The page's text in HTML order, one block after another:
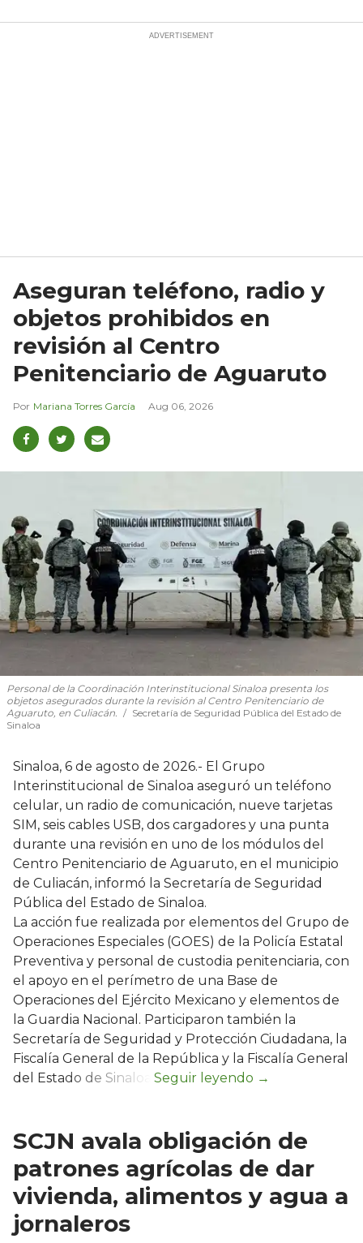
Aseguran teléfono, radio y
objetos prohibidos en
revisión al Centro
Penitenciario de Aguaruto
Mariana Torres García Aug 06, 2026
Personal de la Coordinación Interinstitucional Sinaloa presenta los
objetos asegurados durante la revisión al Centro Penitenciario de
Aguaruto, en Culiacán.
Secretaría de Seguridad Pública del Estado de
Sinaloa
Sinaloa, 6 de agosto de 2026.- El Grupo
Interinstitucional de Sinaloa aseguró un teléfono
celular, un radio de comunicación, nueve tarjetas
SIM, seis cables USB, dos cargadores y una punta
durante una revisión en uno de los módulos del
Centro Penitenciario de Aguaruto, en el municipio
de Culiacán, informó la Secretaría de Seguridad
Pública del Estado de Sinaloa.
La acción fue realizada por elementos del Grupo de
Operaciones Especiales (GOES) de la Policía Estatal
Preventiva y personal de custodia penitenciaria, con
el apoyo en el perímetro de una Base de
Operaciones del Ejército Mexicano y elementos de
la Guardia Nacional. Participaron también la
Secretaría de Seguridad y Protección Ciudadana, la
Fiscalía General de la República y la Fiscalía General
del Estado de Sinaloa.
SCJN avala obligación de
patrones agrícolas de dar
vivienda, alimentos y agua a
jornaleros